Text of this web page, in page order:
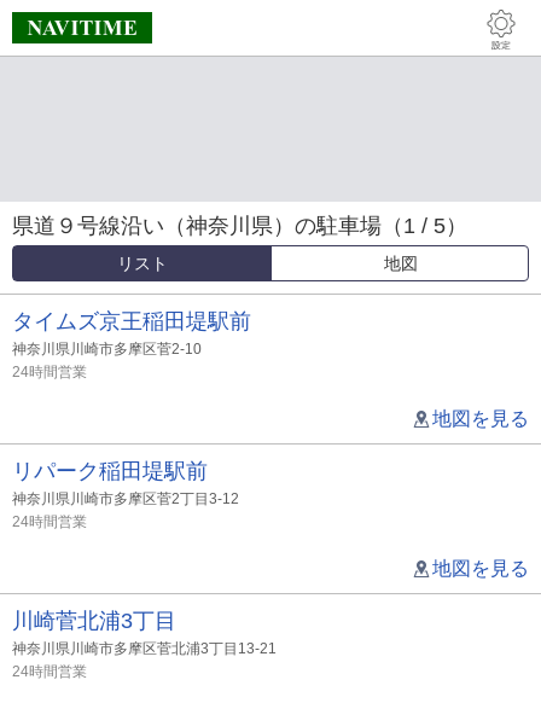
県道９号線沿い（神奈川県）の駐車場（1 / 5）
リスト 地図
タイムズ京王稲田堤駅前
神奈川県川崎市多摩区菅2-10
24時間営業
地図を見る
リパーク稲田堤駅前
神奈川県川崎市多摩区菅2丁目3-12
24時間営業
地図を見る
川崎菅北浦3丁目
神奈川県川崎市多摩区菅北浦3丁目13-21
24時間営業